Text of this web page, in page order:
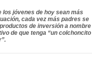
jóvenes de hoy sean más
cada vez más padres se
de inversión a nombre
de que tenga “un colchoncito